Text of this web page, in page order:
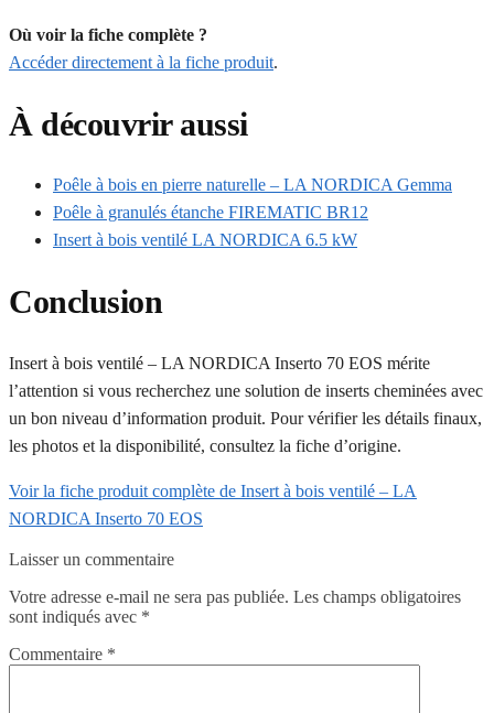
Où voir la fiche complète ?
Accéder directement à la fiche produit.
À découvrir aussi
Poêle à bois en pierre naturelle – LA NORDICA Gemma
Poêle à granulés étanche FIREMATIC BR12
Insert à bois ventilé LA NORDICA 6.5 kW
Conclusion
Insert à bois ventilé – LA NORDICA Inserto 70 EOS mérite
l’attention si vous recherchez une solution de inserts cheminées avec
un bon niveau d’information produit. Pour vérifier les détails finaux,
les photos et la disponibilité, consultez la fiche d’origine.
Voir la fiche produit complète de Insert à bois ventilé – LA
NORDICA Inserto 70 EOS
Laisser un commentaire
Votre adresse e-mail ne sera pas publiée. Les champs obligatoires
sont indiqués avec *
Commentaire *